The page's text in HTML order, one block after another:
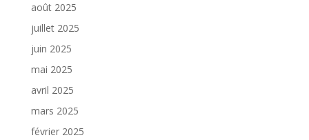
août 2025
juillet 2025
juin 2025
mai 2025
avril 2025
mars 2025
février 2025